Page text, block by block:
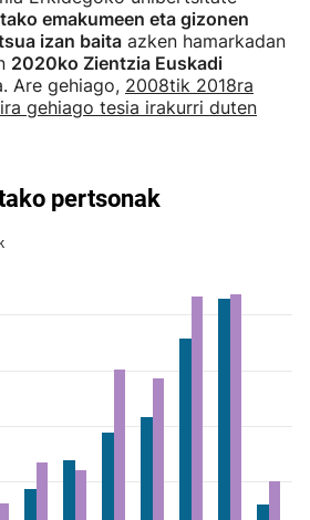
emakumeen eta gizonen
izan baita azken hamarkadan
2020ko Zientzia Euskadi
Are gehiago, 2008tik 2018ra
gehiago tesia irakurri duten